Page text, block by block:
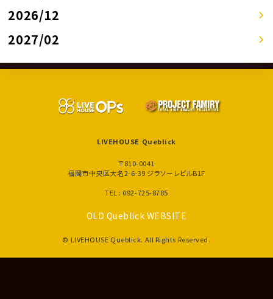
2026/12
2027/02
LIVEHOUSE Queblick
〒810-0041
福岡市中央区大名2-6-39 ジラソーレビルB1F
TEL : 092-725-8785
OLD Queblick WEBSITE
© LIVEHOUSE Queblick. All Rights Reserved.